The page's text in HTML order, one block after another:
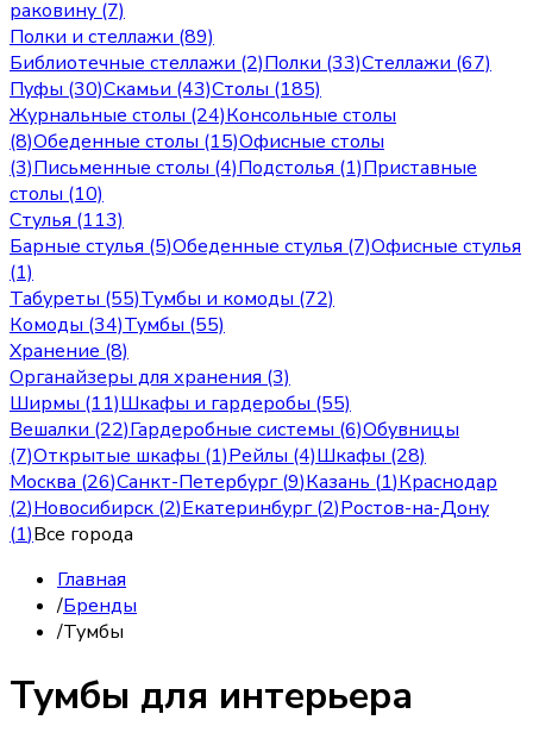
раковину (7)
Полки и стеллажи (89)
Библиотечные стеллажи (2)Полки (33)Стеллажи (67)
Пуфы (30)Скамьи (43)Столы (185)
Журнальные столы (24)Консольные столы
(8)Обеденные столы (15)Офисные столы
(3)Письменные столы (4)Подстолья (1)Приставные
столы (10)
Стулья (113)
Барные стулья (5)Обеденные стулья (7)Офисные стулья
(1)
Табуреты (55)Тумбы и комоды (72)
Комоды (34)Тумбы (55)
Хранение (8)
Органайзеры для хранения (3)
Ширмы (11)Шкафы и гардеробы (55)
Вешалки (22)Гардеробные системы (6)Обувницы
(7)Открытые шкафы (1)Рейлы (4)Шкафы (28)
Москва (26)Санкт-Петербург(9)Казань (1)Краснодар
(2)Новосибирск (2)Екатеринбург(2)Ростов-на-Дону
(1)Все города
Главная
/Бренды
/Тумбы
Тумбы для интерьера